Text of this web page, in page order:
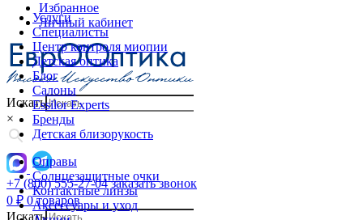
Избранное
Личный кабинет
Искать
×
+7 (800) 555-27-04 заказать звонок
0 ₽ 0 товаров
Искать
Услуги
Специалисты
Центр контроля миопии
Детская оптика
Блог
Салоны
Essilor Experts
Бренды
Детская близорукость
Оправы
Солнцезащитные очки
Контактные линзы
Аксессуары и уход